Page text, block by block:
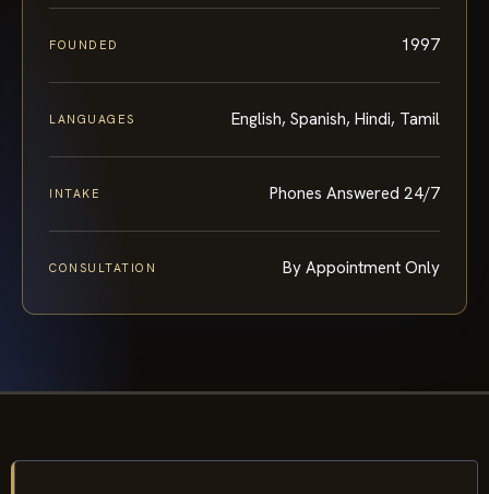
FOUNDED 1997
LANGUAGES English, Spanish, Hindi, Tamil
INTAKE Phones Answered 24/7
CONSULTATION By Appointment Only